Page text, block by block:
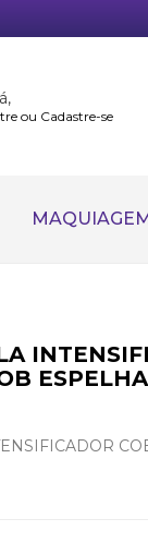
ou Cadastre-se